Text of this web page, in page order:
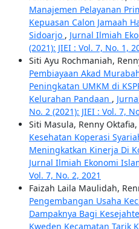
Manajemen Pelayanan
Kepuasan Calon Jamaah
Sidoarjo , Jurnal Ilmiah
(2021): JIEI : Vol. 7, No. 1,
Siti Ayu Rochmaniah,
Pembiayaan Akad
Peningkatan UMKM di
Kelurahan Pandaan ,
No. 2 (2021): JIEI : Vol. 7,
Siti Masula, Renny Oktafia,
Kesehatan Koperasi
Meningkatkan Kinerja Di
Jurnal Ilmiah Ekonomi
Vol. 7, No. 2, 2021
Faizah Laila Maulidah,
Pengembangan Usaha
Dampaknya Bagi
Kweden Kecamatan Tarik